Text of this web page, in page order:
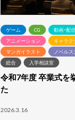
ゲーム CG
動画・配
アニメーション
キャラ
マンガイラスト
ノベル
総合
入学相談室
令和7年度 卒業式を
た
2026.3.16